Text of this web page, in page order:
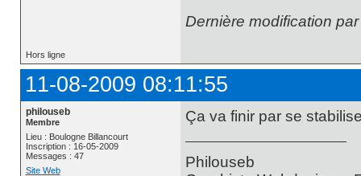
Dernière modification
Hors ligne
11-08-2009 08:11:55
philouseb
Membre
Lieu : Boulogne Billancourt
Inscription : 16-05-2009
Messages : 47
Site Web
Ça va finir par se
Philouseb